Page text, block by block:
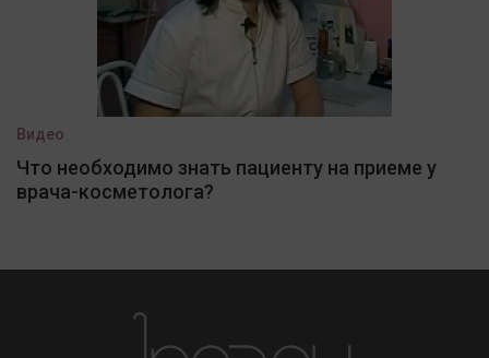
Видео
Что необходимо знать пациенту на приеме у
врача-косметолога?